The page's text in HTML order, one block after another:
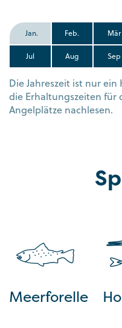
Jan. Feb. Mär
Jul Aug Sep
Die Jahreszeit ist nur
die Erhaltungszeiten für
Angelplätze nachlesen.
Meerforelle